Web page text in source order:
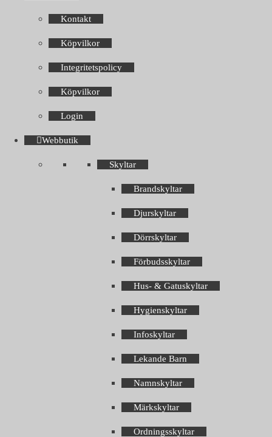
Kontakt
Köpvilkor
Integritetspolicy
Köpvilkor
Login
Webbutik
Skyltar
Brandskyltar
Djurskyltar
Dörrskyltar
Förbudsskyltar
Hus- & Gatuskyltar
Hygienskyltar
Infoskyltar
Lekande Barn
Namnskyltar
Märkskyltar
Ordningsskyltar